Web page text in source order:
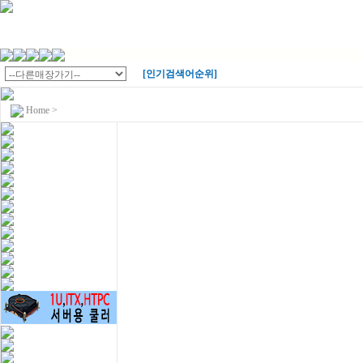
[인기검색어순위]
Home >